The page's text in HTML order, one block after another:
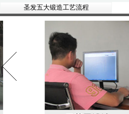
圣发五大锻造工艺流程